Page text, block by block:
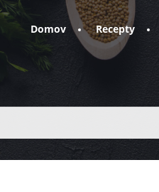
Domov Recepty